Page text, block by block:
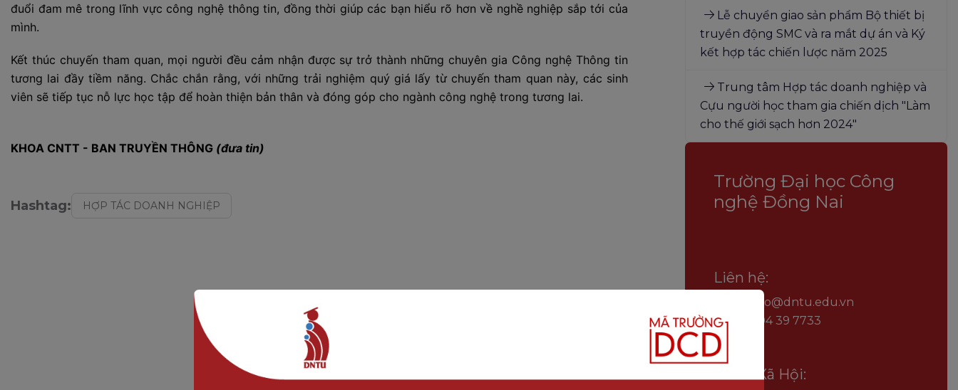
đuổi đam mê trong lĩnh vực công nghệ thông tin, đồng thời giúp các bạn hiểu rõ hơn về nghề nghiệp sắp tới của
mình.
Kết thúc chuyến tham quan, mọi người đều cảm nhận được sự trở thành những chuyên gia Công nghệ Thông tin
tương lai đầy tiềm năng. Chắc chắn rằng, với những trải nghiệm quý giá lấy từ chuyến tham quan này, các sinh
viên sẽ tiếp tục nỗ lực học tập để hoàn thiện bản thân và đóng góp cho ngành công nghệ trong tương lai.
KHOA CNTT - BAN TRUYỀN THÔNG (đưa tin)
Hashtag: HỢP TÁC DOANH NGHIỆP
Lễ chuyển giao sản phẩm Bộ thiết bị
truyền động SMC và ra mắt dự án và Ký
kết hợp tác chiến lược năm 2025
Trung tâm Hợp tác doanh nghiệp và
Cựu người học tham gia chiến dịch "Làm
cho thế giới sạch hơn 2024"
Trường Đại học Công
nghệ Đồng Nai
Liên hệ:
Email: info@dntu.edu.vn
SĐT: 0904 39 7733
Mạng Xã Hội: